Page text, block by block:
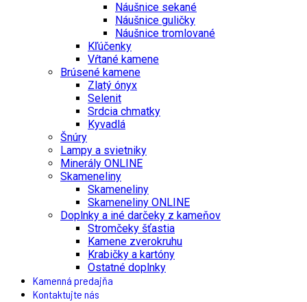
Náušnice sekané
Náušnice guličky
Náušnice tromlované
Kľúčenky
Vŕtané kamene
Brúsené kamene
Zlatý ónyx
Selenit
Srdcia chmatky
Kyvadlá
Šnúry
Lampy a svietniky
Minerály ONLINE
Skameneliny
Skameneliny
Skameneliny ONLINE
Doplnky a iné darčeky z kameňov
Stromčeky šťastia
Kamene zverokruhu
Krabičky a kartóny
Ostatné doplnky
Kamenná predajňa
Kontaktujte nás